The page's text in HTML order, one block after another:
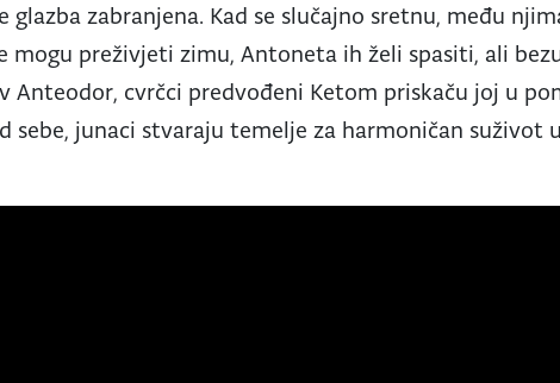
glazba zabranjena. Kad se slučajno sretnu, među
mogu preživjeti zimu, Antoneta ih želi spasiti, ali
Anteodor, cvrčci predvođeni Ketom priskaču joj u
sebe, junaci stvaraju temelje za harmoničan suživot